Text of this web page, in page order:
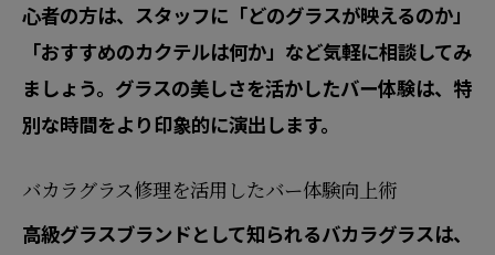
心者の方は、スタッフに「どのグラスが映えるのか」
「おすすめのカクテルは何か」など気軽に相談してみ
ましょう。グラスの美しさを活かしたバー体験は、特
別な時間をより印象的に演出します。
バカラグラス修理を活用したバー体験向上術
高級グラスブランドとして知られるバカラグラスは、